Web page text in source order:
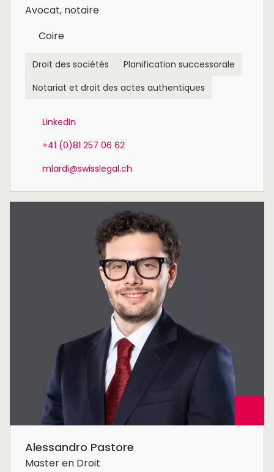
Avocat, notaire
Coire
Droit des sociétés
Planification successorale
Notariat et droit des actes authentiques
LinkedIn
+41 (0)81 257 06 62
mlardi@swisslegal.ch
Alessandro Pastore
Master en Droit